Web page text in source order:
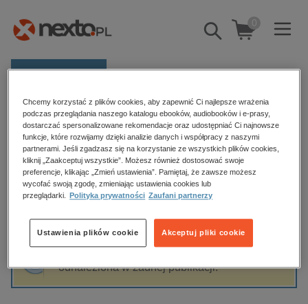
Pokaż/schowaj
wyszukiwarkę
0
E-prasa
Kategorie
Zobacz wszystkie E-prasa
budownictwo, aranżacja wnętrz
biznesowe, branżowe, gospodarka
edukacja
hobby, sport, rozrywka
komputery, internet, technologie, informatyka
Strona główna Urszula Uchmańska
Urszula Uchmańska
Sortowanie Filtrowanie
odnaleziona w żadnej publikacji.
Chcemy korzystać z plików cookies, aby zapewnić Ci najlepsze wrażenia
podczas przeglądania naszego katalogu ebooków, audiobooków i e-prasy,
dostarczać spersonalizowane rekomendacje oraz udostępniać Ci najnowsze
funkcje, które rozwijamy dzięki analizie danych i współpracy z naszymi
partnerami. Jeśli zgadzasz się na korzystanie ze wszystkich plików cookies,
kliknij „Zaakceptuj wszystkie”. Możesz również dostosować swoje
preferencje, klikając „Zmień ustawienia”. Pamiętaj, że zawsze możesz
wycofać swoją zgodę, zmieniając ustawienia cookies lub
przeglądarki.
Polityka prywatności Zaufani partnerzy
Akceptuj pliki cookie
Ustawienia plików cookie